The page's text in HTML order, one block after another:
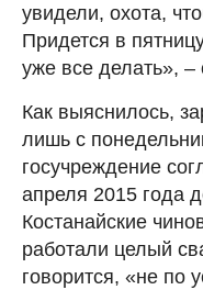
увидели, охота,
Придется в
уже все делать», –
Как выяснилось,
лишь с
госучреждение
апреля 2015 года
Костанайские
работали целый
говорится, «не по